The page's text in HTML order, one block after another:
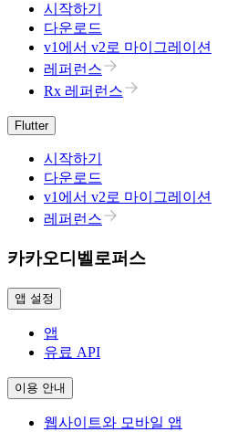
시작하기
다운로드
v1에서 v2로 마이그레이션
레퍼런스
Rx 레퍼런스
Flutter
시작하기
다운로드
v1에서 v2로 마이그레이션
레퍼런스
카카오디벨로퍼스
앱 설정
앱
유료 API
이용 안내
웹사이트와 모바일 앱